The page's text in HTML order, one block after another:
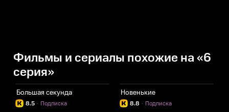
Фильмы и сериалы похожие на «6
серия»
Большая секунда
8.5 Подписка
·
Новенькие
8.8 Подписка
·